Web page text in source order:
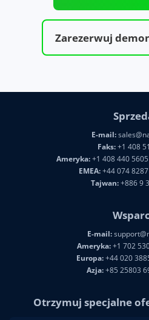
Zarezerwuj
E-mail:
Faks:+1 408
Ameryka:+1 408 440
EMEA:+44 074
Tajwan:+886 9
E-mail:
Ameryka:+1 702
Europa:+44 020
Azja:+85 25803
Otrzymuj specjalne